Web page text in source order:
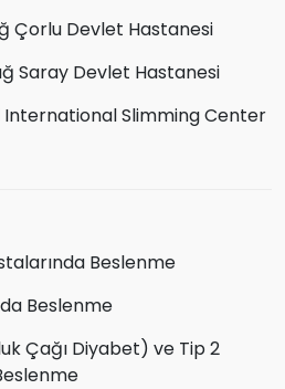
Çorlu Devlet Hastanesi
Saray Devlet Hastanesi
International Slimming Center
Beslenme
Beslenme
Çağı Diyabet) ve Tip 2